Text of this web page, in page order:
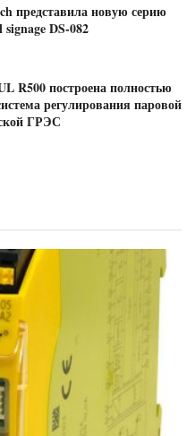
представила новую серию
DS-082
R500 построена полностью
регулирования паровой
ГРЭС